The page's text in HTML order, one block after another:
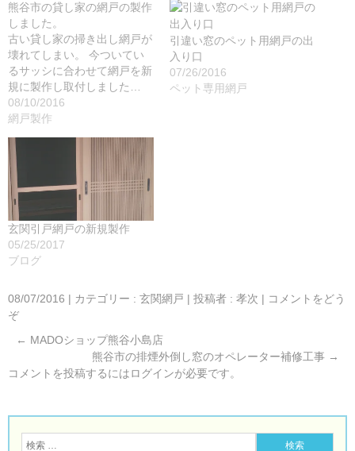
熊谷市の貸し家の網戸の製作
しました。
古い貸し家の掃き出し網戸が
壊れてしまい。 今ついてい
るサッシに合わせて網戸を新
規に製作し取付しました…
08/10/2016
網戸製作
引違い窓のペット用網戸の出
入り口
07/26/2016
ペット専用網戸
玄関引戸網戸の新規製作
05/25/2017
ブログ
08/07/2016 | カテゴリー : 玄関網戸 | 投稿者 : 孝次 | コメントをどう
ぞ
← MADOショップ熊谷小島店
熊谷市の排煙外倒し窓のオペレーター補修工事 →
コメントを投稿するにはログインが必要です。